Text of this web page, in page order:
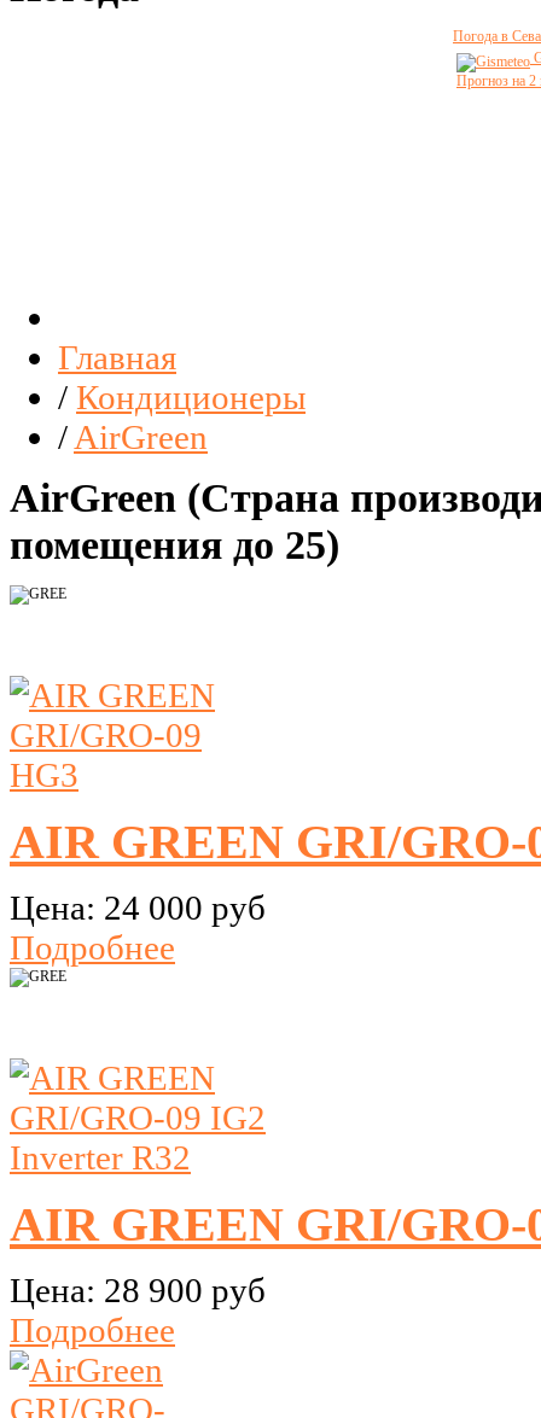
Погода в
Прогноз на 2
Главная
/ Кондиционеры
/ AirGreen
AirGreen (Страна
помещения до 25)
AIR GREEN GRI/GRO-
Цена: 24 000 руб
Подробнее
AIR GREEN GRI/GRO-
Цена: 28 900 руб
Подробнее